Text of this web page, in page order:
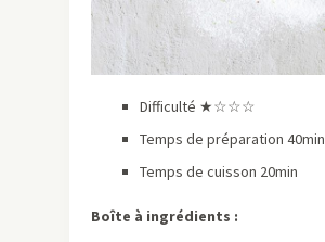
Difficulté ★☆☆☆
Temps de préparation 40min
Temps de cuisson 20min
Boîte à ingrédients :